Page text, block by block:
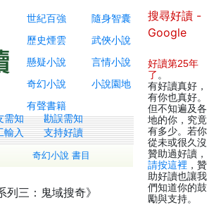
世紀百強
隨身智囊
歷史煙雲
武俠小說
懸疑小說
言情小說
奇幻小說
小說園地
有聲書籍
需知
勘誤需知
輸入
支持好讀
奇幻小說 書目
列三：鬼域搜奇》
搜尋好讀 -
Google
好讀第25年
了 。
有好讀真好，
有你也真好。
但不知遍及各
地的你，究竟
有多少。若你
從未或很久沒
贊助過好讀，
請按這裡 ，贊
助好讀也讓我
們知道你的鼓
勵與支持。